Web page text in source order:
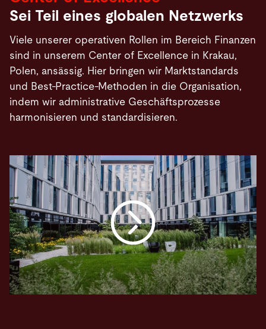
Sei Teil eines globalen Netzwerks
Viele unserer operativen Rollen im Bereich Finanzen
sind in unserem Center of Excellence in Krakau,
Polen, ansässig. Hier bringen wir Marktstandards
und Best-Practice-Methoden in die Organisation,
indem wir administrative Geschäftsprozesse
harmonisieren und standardisieren.